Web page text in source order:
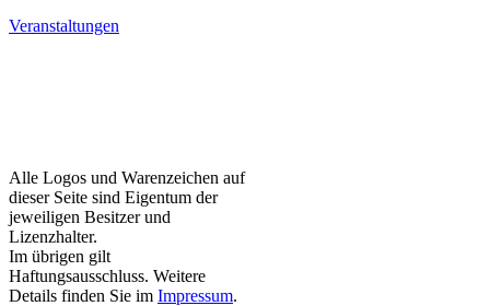
Veranstaltungen
Alle Logos und Warenzeichen auf
dieser Seite sind Eigentum der
jeweiligen Besitzer und
Lizenzhalter.
Im übrigen gilt
Haftungsausschluss. Weitere
Details finden Sie im Impressum.